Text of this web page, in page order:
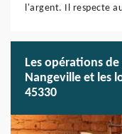
l'argent. Il respecte
Les opérations
Nangeville et les
45330